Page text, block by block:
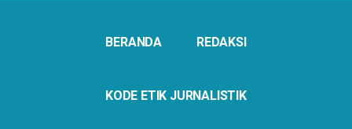
BERANDA REDAKSI
KODE ETIK JURNALISTIK